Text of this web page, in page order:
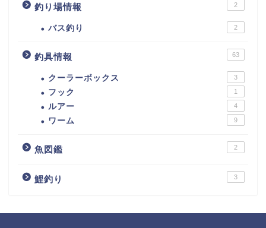
釣り場情報 2
バス釣り 2
釣具情報 63
クーラーボックス 3
フック 1
ルアー 4
ワーム 9
魚図鑑 2
鯉釣り 3